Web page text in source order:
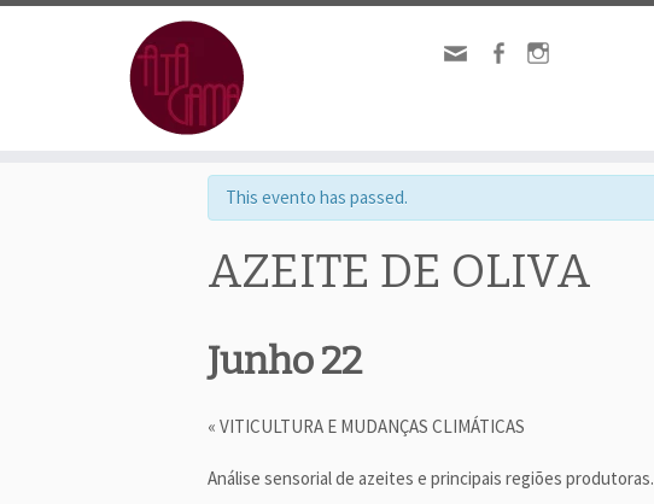
« Todos Eventos.
This evento has passed.
AZEITE DE OLIVA
Junho 22
E
v
« VITICULTURA E MUDANÇAS CLIMÁTICAS
Análise sensorial de azeites e principais regiões produtoras.